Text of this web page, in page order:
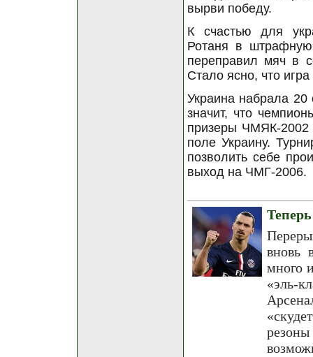
вырви победу.
К счастью для
Ротаня в
переправил мяч в
Стало ясно, что
Украина набрала
значит, что
призеры ЧМЯК-2002
поле Украину.
позволить себе
выход на ЧМГ-2006.
вновь
много
«эль-